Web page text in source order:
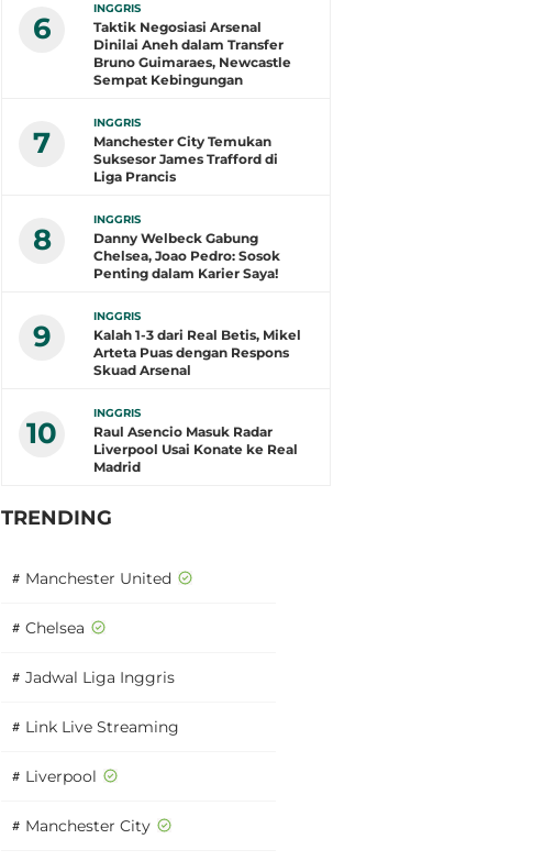
6
INGGRIS
Taktik Negosiasi Arsenal
Dinilai Aneh dalam Transfer
Bruno Guimaraes, Newcastle
Sempat Kebingungan
7
INGGRIS
Manchester City Temukan
Suksesor James Trafford di
Liga Prancis
8
INGGRIS
Danny Welbeck Gabung
Chelsea, Joao Pedro: Sosok
Penting dalam Karier Saya!
9
INGGRIS
Kalah 1-3 dari Real Betis, Mikel
Arteta Puas dengan Respons
Skuad Arsenal
10
INGGRIS
Raul Asencio Masuk Radar
Liverpool Usai Konate ke Real
Madrid
TRENDING
# Manchester United
# Chelsea
# Jadwal Liga Inggris
# Link Live Streaming
# Liverpool
# Manchester City